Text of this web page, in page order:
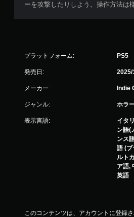
ーを攻撃したりしよう。操作方法は
プラットフォーム: PS5
発売日: 2025/
メーカー: Indie
ジャンル: ホラ
表示言語:
イタ
ン語(
ンス
語 (ブ
ルト
ア語,
英語
このコンテンツは、アカウントに登録